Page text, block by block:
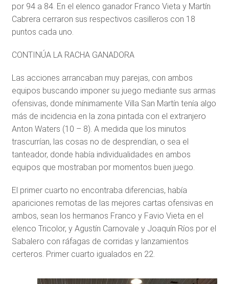
por 94 a 84. En el elenco ganador Franco Vieta y Martín
Cabrera cerraron sus respectivos casilleros con 18
puntos cada uno.
CONTINÚA LA RACHA GANADORA
Las acciones arrancaban muy parejas, con ambos
equipos buscando imponer su juego mediante sus armas
ofensivas, donde mínimamente Villa San Martín tenía algo
más de incidencia en la zona pintada con el extranjero
Anton Waters (10 – 8). A medida que los minutos
trascurrían, las cosas no de desprendían, o sea el
tanteador, donde había individualidades en ambos
equipos que mostraban por momentos buen juego.
El primer cuarto no encontraba diferencias, había
apariciones remotas de las mejores cartas ofensivas en
ambos, sean los hermanos Franco y Favio Vieta en el
elenco Tricolor, y Agustín Carnovale y Joaquín Ríos por el
Sabalero con ráfagas de corridas y lanzamientos
certeros. Primer cuarto igualados en 22.